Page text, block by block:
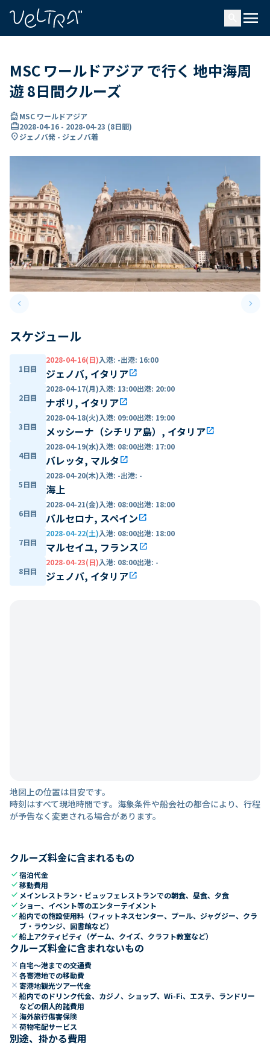
menu
MSC ワールドアジア で行く 地中海周
遊 8日間クルーズ
directions_boatMSC ワールドアジア
card_travel2028-04-16 - 2028-04-23 (8日間)
location_onジェノバ発 - ジェノバ着
keyboard_arrow_leftPrevious slide keyboard_arrow_right
スケジュール
1日目
2028-04-16(日)入港: -出港: 16:00
ジェノバ, イタリアopen_in_new
2日目
2028-04-17(月)入港: 13:00出港: 20:00
ナポリ, イタリアopen_in_new
3日目
2028-04-18(火)入港: 09:00出港: 19:00
メッシーナ（シチリア島）, イタリアopen_in_new
4日目
2028-04-19(水)入港: 08:00出港: 17:00
バレッタ, マルタopen_in_new
5日目
2028-04-20(木)入港: -出港: -
海上
6日目
2028-04-21(金)入港: 08:00出港: 18:00
バルセロナ, スペインopen_in_new
7日目
2028-04-22(土)入港: 08:00出港: 18:00
マルセイユ, フランスopen_in_new
8日目
2028-04-23(日)入港: 08:00出港: -
ジェノバ, イタリアopen_in_new
地図上の位置は目安です。
時刻はすべて現地時間です。海象条件や船会社の都合により、行程
が予告なく変更される場合があります。
クルーズ料金に含まれるもの
check宿泊代金
check移動費用
check メインレストラン・ビュッフェレストランでの朝食、昼食、夕食
check ショー、イベント等のエンターテイメント
check船内での施設使用料（フィットネスセンター、プール、ジャグジー、クラ
ブ・ラウンジ、図書館など）
check船上アクティビティ（ゲーム、クイズ、クラフト教室など）
クルーズ料金に含まれないもの
close 自宅～港までの交通費
close 各寄港地での移動費
close 寄港地観光ツアー代金
close 船内でのドリンク代金、カジノ、ショップ、Wi-Fi、エステ、ランドリー
などの個人的諸費用
close 海外旅行傷害保険
close 荷物宅配サービス
別途、掛かる費用